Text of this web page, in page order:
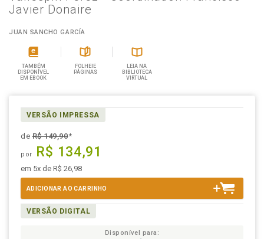
Javier Donaire
JUAN SANCHO GARCÍA
TAMBÉM
DISPONÍVEL
EM EBOOK
FOLHEIE
PÁGINAS
LEIA NA
BIBLIOTECA
VIRTUAL
VERSÃO IMPRESSA
deR$ 149,90*
por R$ 134,91
em 5x de R$ 26,98
ADICIONAR AO CARRINHO
VERSÃO DIGITAL
Disponível para: